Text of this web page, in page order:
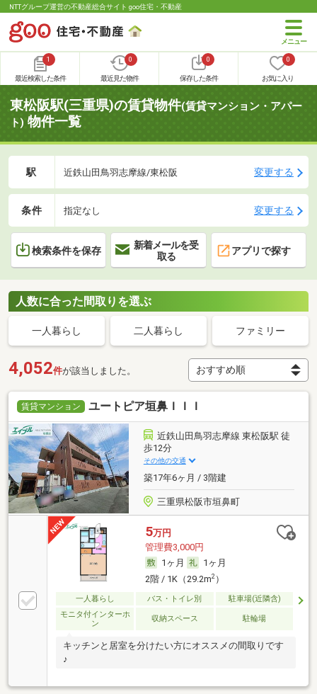
NTTグループ運営の不動産総合サイト goo住宅・不動産
1
最近検索した条件
0
最近見た物件
0
保存した条件
0
お気に入り
東松阪駅(三重県)の賃貸物件(賃貸マンション・アパー
ト) 物件一覧
駅 近鉄山田鳥羽志摩線/東松阪 変更する
条件 指定なし 変更する
検索条件を保存
新着メールを受
取る
アプリで探す
人数に合った間取りを選ぶ
一人暮らし 二人暮らし ファミリー
4,052件が該当しました。
賃貸マンション ユートピア垣鼻ＩＩＩ
近鉄山田鳥羽志摩線 東松阪駅 徒
歩12分
その他の交通
築17年6ヶ月 / 3階建
三重県松阪市垣鼻町
5万円
管理費3,000円
1ヶ月
1ヶ月
2階 / 1K（29.2m2）
一人暮らし バス・トイレ別
駐車場(近隣含)
モニタ付インターホ
ン
収納スペース 駐輪場
キッチンと居室を分けたい方にオススメの間取りです
♪